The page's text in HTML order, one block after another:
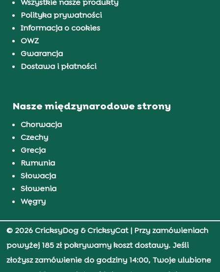
Wszystkie nasze produkty
Polityka prywatności
Informacja o cookies
OWZ
Gwarancja
Dostawa i płatności
Nasze międzynarodowe strony
Chorwacja
Czechy
Grecja
Rumunia
Słowacja
Słowenia
Węgry
© 2026 CricksyDog & CricksyCat| Przy zamówieniach
powyżej 185 zł pokrywamy koszt dostawy. Jeśli
złożysz zamówienie do godziny 14:00, Twoje ulubione